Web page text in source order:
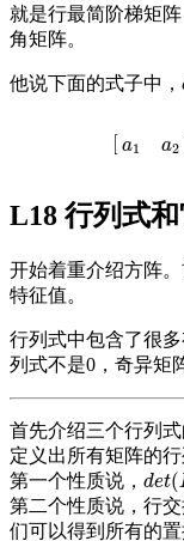
就是行最简阶梯矩
角矩阵。
他说下面的式子中，
[a1 a2
a1a =[q
L18 行列式
开始着重介绍方阵
特征值。
行列式中包含了很
列式不是0，奇异矩
首先介绍三个行列
定义出所有矩阵的
第一个性质说， det(
det(I)
第二个性质说，行
们可以得到所有的